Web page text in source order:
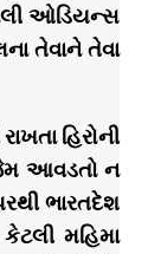
ઓડિયન્સ
તેવાને તેવા
હિરોની
આવડતો ન
ભારતદેશ
મહિમા